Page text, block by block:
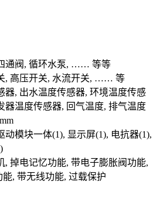
通阀, 循环水泵, …… 等等
, 高压开关, 水流开关, …… 等
器, 出水温度传感器, 环境温度传感
器温度传感器, 回气温度, 排气温度
动模块一体(1), 显示屏(1), 电抗器(1),
, 掉电记忆功能, 带电子膨胀阀功能,
, 带无线功能, 过载保护